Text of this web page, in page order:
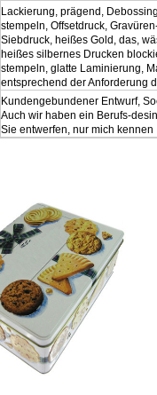
Lackierung, prägend,
stempeln, Offsetdruck,
Siebdruck, heißes Gold, das,
heißes silbernes Drucken
stempeln, glatte Laminierung,
entsprechend der Anforderung
Kundengebundener Entwurf,
Auch wir haben ein Berufs-
Sie entwerfen, nur mich